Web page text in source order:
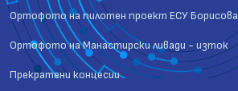
Ортофото на пилотен проект ЕСУ Борисова
Ортофото на Манастирски ливади - изток
Прекратени концесии